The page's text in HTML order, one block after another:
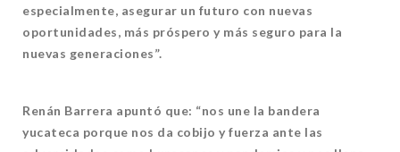
especialmente, asegurar un futuro con nuevas
oportunidades, más próspero y más seguro para la
nuevas generaciones”.
Renán Barrera apuntó que: “nos une la bandera
yucateca porque nos da cobijo y fuerza ante las